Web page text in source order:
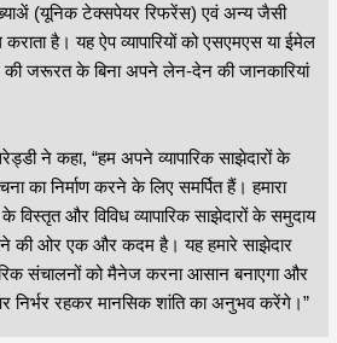
(यूनिक टेक्सपेयर रिफरेंस) एवं अन्य जैसी
कराता है। यह ऐप व्यापारियों को एसएमएस या ईमेल
की जरूरत के बिना अपने लेन-देन की जानकारियां
ने कहा, “हम अपने व्यापारिक साझेदारों के
का निर्माण करने के लिए समर्पित हैं। हमारा
और विविध व्यापारिक साझेदारों के समुदाय
की ओर एक और कदम है। यह हमारे साझेदार
संचालनों को मैनेज करना आसान बनाएगा और
निर्भर रहकर मानसिक शांति का अनुभव करेंगे।”